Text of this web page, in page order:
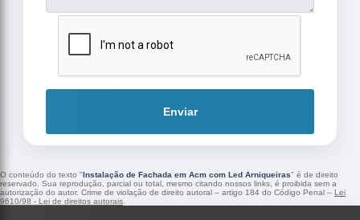
Enviar
O conteúdo do texto "Instalação de Fachada em Acm com Led Arniqueiras" é de direito
reservado. Sua reprodução, parcial ou total, mesmo citando nossos links, é proibida sem a
autorização do autor. Crime de violação de direito autoral – artigo 184 do Código Penal – Lei
9610/98 - Lei de direitos autorais